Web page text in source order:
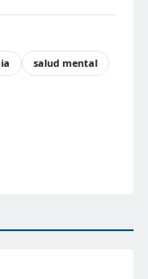
salud mental